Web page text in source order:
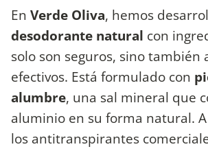
En Verde Oliva, hemos
desodorante natural con
solo son seguros, sino también
efectivos. Está formulado con
alumbre, una sal mineral que
aluminio en su forma natural.
los antitranspirantes